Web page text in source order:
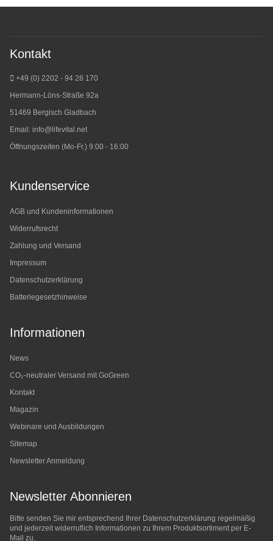
Kontakt
+49 (0) 2202 - 94 28 170
Hermann-Löns-Straße 92a
51469 Bergisch Gladbach
Email: info@lifevital.net
Öffnungszeiten (Mo-Fr.) 9:00 - 16:00
Kundenservice
AGB und Kundeninformationen
Widerrufsrecht
Zahlung und Versand
Impressum
Datenschutzerklärung
Batteriegesetzhinweise
Informationen
News
CO₂-neutraler Versand mit GoGreen
Kontakt
Magazin
Webinare und Ausbildungen
Sitemap
Newsletter Anmeldung
Newsletter Abonnieren
Bitte senden Sie mir entsprechend Ihrer Datenschutzerklärung regelmäßig
und jederzeit widerruflich Informationen zu Ihrem Produktsortiment per E-
Mail zu.